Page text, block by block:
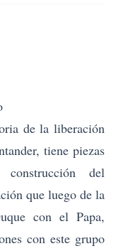
de la liberación
tiene piezas
del
que luego de la
con el Papa,
con este grupo